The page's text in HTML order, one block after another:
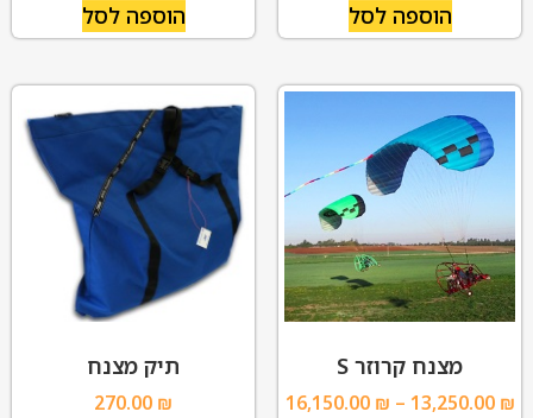
הוספה לסל הוספה לסל
מצנח קרוזר S
13,250.00 ₪
–
16,150.00 ₪
תיק מצנח
270.00 ₪